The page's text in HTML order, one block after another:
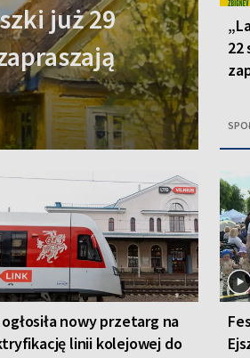
już 29
22
ogłosiła nowy przetarg na
linii kolejowej do